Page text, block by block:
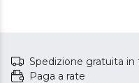
Spedizione gratuita in
Paga a rate